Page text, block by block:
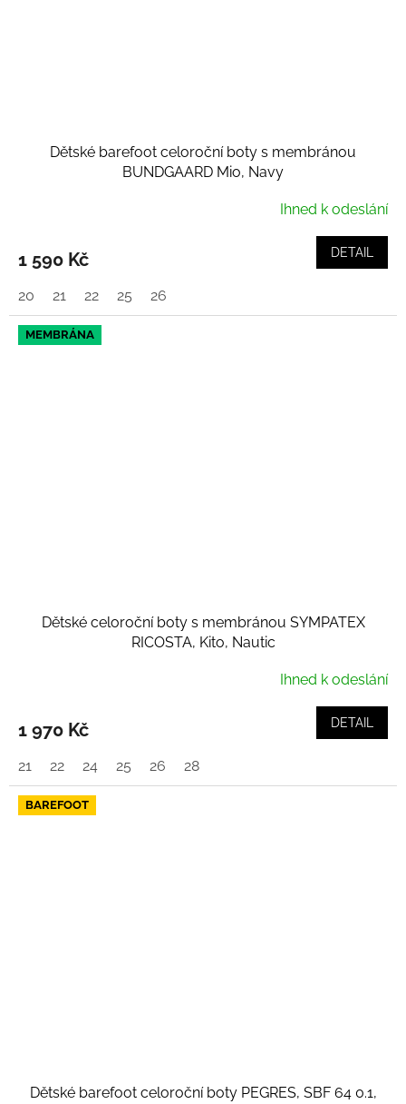
Dětské barefoot celoroční boty s membránou
BUNDGAARD Mio, Navy
Ihned k odeslání
1 590 Kč DETAIL
20 21 22 25 26
MEMBRÁNA
Dětské celoroční boty s membránou SYMPATEX
RICOSTA, Kito, Nautic
Ihned k odeslání
1 970 Kč DETAIL
21 22 24 25 26 28
BAREFOOT
Dětské barefoot celoroční boty PEGRES, SBF 64 0.1,